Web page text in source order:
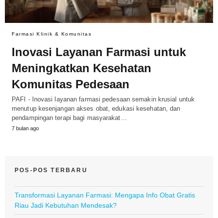
Farmasi Klinik & Komunitas
Inovasi Layanan Farmasi untuk
Meningkatkan Kesehatan
Komunitas Pedesaan
PAFI - Inovasi layanan farmasi pedesaan semakin krusial untuk
menutup kesenjangan akses obat, edukasi kesehatan, dan
pendampingan terapi bagi masyarakat…
7 bulan ago
POS-POS TERBARU
Transformasi Layanan Farmasi: Mengapa Info Obat Gratis
Riau Jadi Kebutuhan Mendesak?